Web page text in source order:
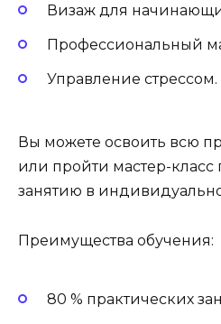
Визаж для
Профессиональный
Управление стрессом.
Вы можете освоить всю
или пройти мастер-
занятию в
Преимущества обучения:
80 % практических